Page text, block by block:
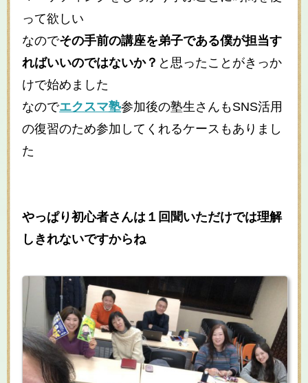
って欲しい
なのでその手前の講座を弟子である僕が担当す
ればいいのではないか？ と思ったことがきっか
けで始めました
なのでエクスマ塾参加後の塾生さんもSNS活用
の復習のため参加してくれるケースもありまし
た
やっぱり初心者さんは１回聞いただけでは理解
しきれないですからね